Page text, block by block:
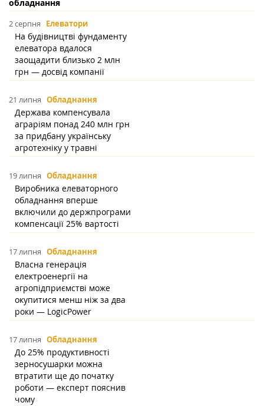
обладнання
2 серпня Елеватори
На будівництві фундаменту
елеватора вдалося
заощадити близько 2 млн
грн — досвід компанії
21 липня Обладнання
Держава компенсувала
аграріям понад 240 млн грн
за придбану українську
агротехніку у травні
19 липня Обладнання
Виробника елеваторного
обладнання вперше
включили до держпрограми
компенсації 25% вартості
17 липня Обладнання
Власна генерація
електроенергії на
агропідприємстві може
окупитися менш ніж за два
роки — LogicPower
17 липня Обладнання
До 25% продуктивності
зерносушарки можна
втратити ще до початку
роботи — експерт пояснив
чому